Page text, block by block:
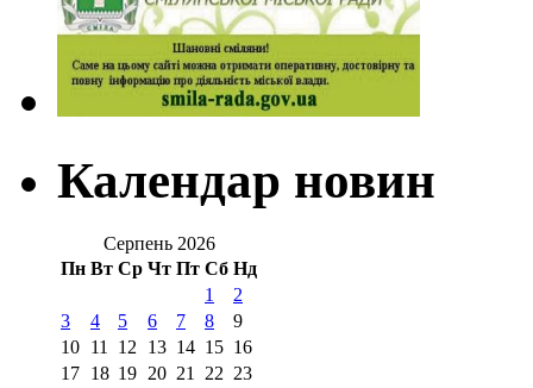
Календар новин
Серпень 2026
Пн Вт Ср Чт Пт Сб Нд
1
2
3
4 5 6 7 8
9
10 11 12 13 14 15 16
17 18 19 20 21 22 23